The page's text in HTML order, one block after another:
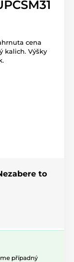
cena
kalich. Výšky
to
případný